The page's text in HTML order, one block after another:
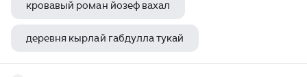
кровавый роман йозеф вахал
деревня кырлай габдулла тукай